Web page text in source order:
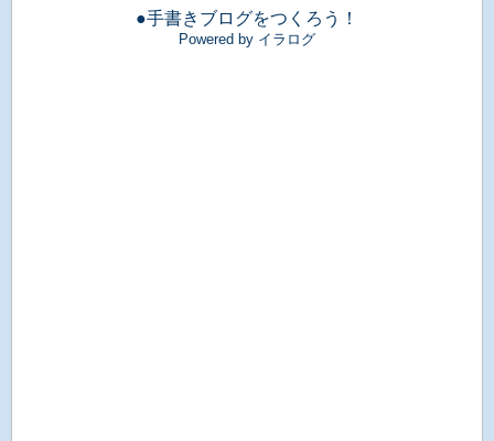
●手書きブログをつくろう！
Powered by イラログ